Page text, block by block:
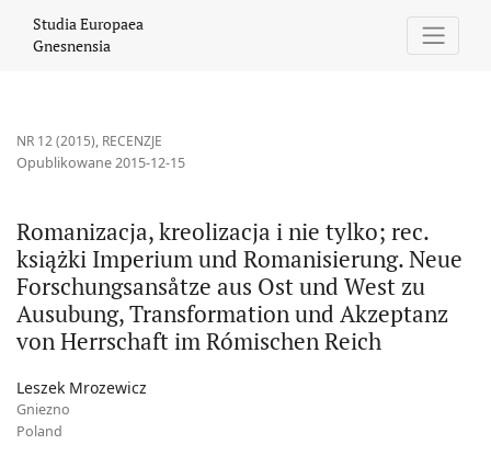
Studia Europaea
Gnesnensia
NR 12 (2015), RECENZJE
Romanizacja, kreolizacja i nie tylko; rec.
książki Imperium und Romanisierung. Neue
Forschungsansåtze aus Ost und West zu
Ausubung, Transformation und Akzeptanz
von Herrschaft im Rómischen Reich
Opublikowane 2015-12-15
Leszek Mrozewicz
Gniezno
Poland